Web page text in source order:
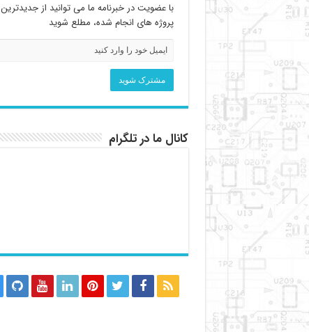
با عضویت در خبرنامه ما می توانید از جدیدترین
پروژه های انجام شده، مطلع شوید
کانال ما در تلگرام